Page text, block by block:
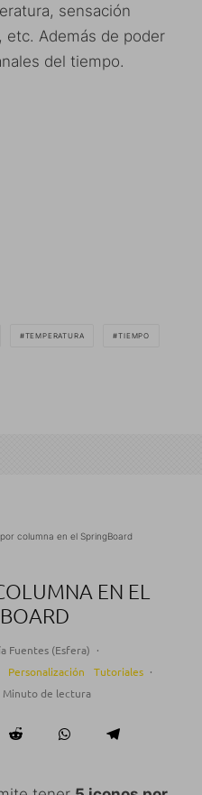
sensación
etc. Además de poder
del tiempo.
TEMPERATURA TIEMPO
columna en el SpringBoard
EN EL
Fuentes (Esfera) ·
Personalización Tutoriales ·
Minuto de lectura